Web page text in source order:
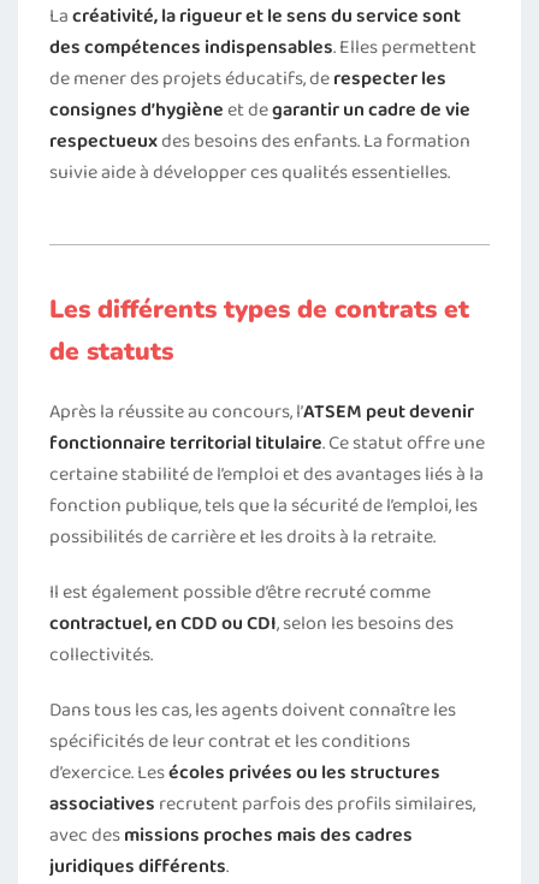
Lacréativité, la rigueur et le sens du service sont
des compétences indispensables. Elles permettent
de mener des projets éducatifs, derespecter les
consignes d’hygièneet degarantir un cadre de vie
respectueuxdes besoins des enfants. La formation
suivie aide à développer ces qualités essentielles.
Les différents types de contrats et
de statuts
Après la réussite au concours, l’ATSEM peut devenir
fonctionnaire territorial titulaire. Ce statut offre une
certaine stabilité de l’emploi et des avantages liés à la
fonction publique, tels que la sécurité de l’emploi, les
possibilités de carrière et les droits à la retraite.
Il est également possible d’être recruté comme
contractuel, en CDD ou CDI, selon les besoins des
collectivités.
Dans tous les cas, les agents doivent connaître les
spécificités de leur contrat et les conditions
d’exercice. Lesécoles privées ou les structures
associatives recrutent parfois des profils similaires,
avec desmissions proches mais des cadres
juridiques différents.